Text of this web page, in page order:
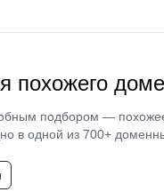
похожего
подбором —
в одной из 700+